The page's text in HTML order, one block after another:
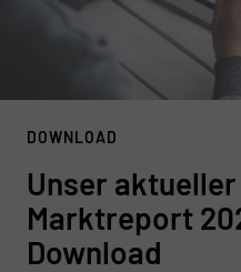
DOWNLOAD
Unser aktueller
Marktreport
Download